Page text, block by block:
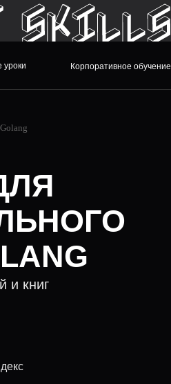
уроки Корпоративное обучение
и книг